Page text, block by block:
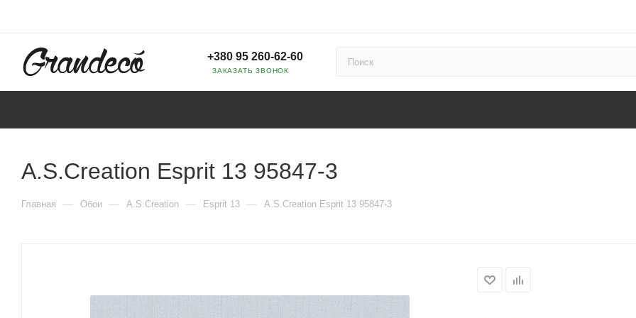
+380 95 260-62-60
ЗАКАЗАТЬ ЗВОНОК
A.S.Creation Esprit 13 95847-3
Главная — Обои — A.S.Creation — Esprit 13 — A.S.Creation Esprit 13 95847-3